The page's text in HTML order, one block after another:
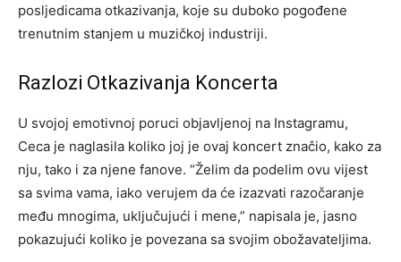
posljedicama otkazivanja, koje su duboko pogođene
trenutnim stanjem u muzičkoj industriji.
Razlozi Otkazivanja Koncerta
U svojoj emotivnoj poruci objavljenoj na Instagramu,
Ceca je naglasila koliko joj je ovaj koncert značio, kako za
nju, tako i za njene fanove. “Želim da podelim ovu vijest
sa svima vama, iako verujem da će izazvati razočaranje
među mnogima, uključujući i mene,” napisala je, jasno
pokazujući koliko je povezana sa svojim obožavateljima.